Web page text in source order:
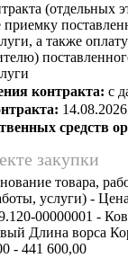
(отдельных
приемку
а также
контракта: с
14.08.2026
средств
закупки
товара,
услуги) -
00000001 -
Длина ворса
- 441 600,00